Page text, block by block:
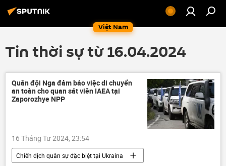
Việt Nam
Tin thời sự từ 16.04.2024
Quân đội Nga đảm bảo việc di chuyển
an toàn cho quan sát viên IAEA tại
Zaporozhye NPP
16 Tháng Tư 2024, 23:54
Chiến dịch quân sự đặc biệt tại Ukraina